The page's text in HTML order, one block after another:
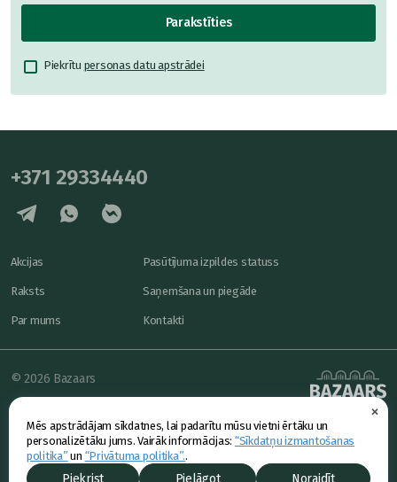
×
Mēs apstrādājam sīkdatnes, lai padarītu mūsu vietni ērtāku un
personalizētāku jums. Vairāk informācijas: “Sīkdatņu izmantošanas
politika” un “Privātuma politika”..
Piekrist Pielāgot Noraidīt
Parakstīties
Piekrītu personas datu apstrādei
+371 29334440
Akcijas
Raksts
Par mums
Pasūtījuma izpildes statuss
Saņemšana un piegāde
Kontakti
powered by
© 2026 Bazaars
Konfidencialitāte
Piedāvājums